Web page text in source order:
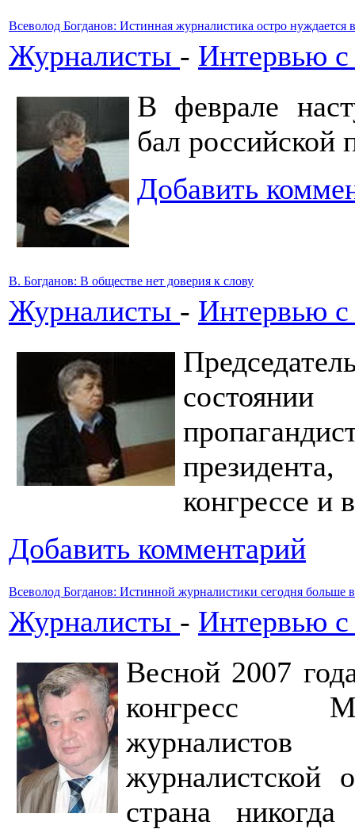
Всеволод Богданов: Истинная журналистика остро нуждается
Журналисты - Интервью
В феврале
бал российской
Добавить
В. Богданов: В обществе нет доверия к слову
Журналисты - Интервью
конгрессе и
Добавить комментарий
Всеволод Богданов: Истинной журналистики сегодня больше
Журналисты - Интервью
Весной 2007
конгресс
журналистской
страна